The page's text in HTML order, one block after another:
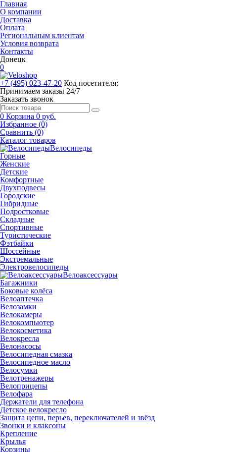
Главная
О компании
Доставка
Оплата
Региональным клиентам
Условия возврата
Контакты
Донецк
0
+7 (495) 023-47-20 Код посетителя:
Принимаем заказы 24/7
Заказать звонок
0 Корзина 0 руб.
Избранное (0)
Сравнить (0)
Каталог товаров
Велосипеды
Горные
Женские
Детские
Комфортные
Двухподвесы
Городские
Гибридные
Подростковые
Складные
Спортивные
Туристические
Фэтбайки
Шоссейные
Экстремальные
Электровелосипеды
Велоаксессуары
Багажники
Боковые колёса
Велоаптечка
Велозамки
Велокамеры
Велокомпьютер
Велокосметика
Велокресла
Велонасосы
Велосипедная смазка
Велосипедное масло
Велосумки
Велотренажеры
Велоприцепы
Велофара
Держатели для телефона
Детское велокресло
Защита цепи, перьев, переключателей и звёзд
Звонки и клаксоны
Крепление
Крылья
Корзины